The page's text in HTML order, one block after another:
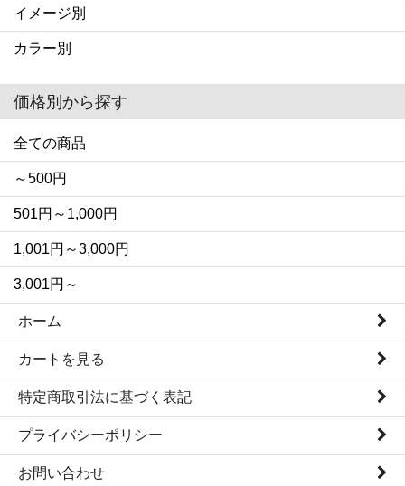
イメージ別
カラー別
価格別から探す
全ての商品
～500円
501円～1,000円
1,001円～3,000円
3,001円～
ホーム
カートを見る
特定商取引法に基づく表記
プライバシーポリシー
お問い合わせ